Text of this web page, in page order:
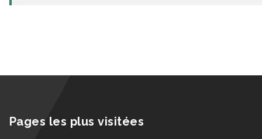
Pages les plus visitées